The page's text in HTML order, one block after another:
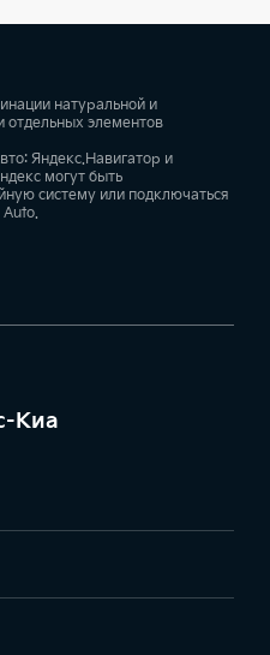
натуральной и
отдельных элементов
Яндекс.Навигатор и
могут быть
систему или подключаться
Киа